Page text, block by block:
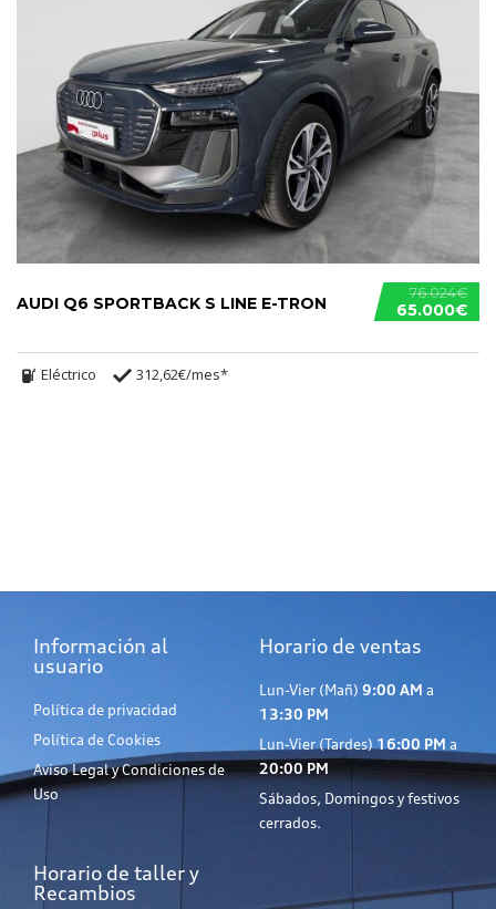
76.024€
65.000€
AUDI Q6 SPORTBACK S LINE E-TRON
Eléctrico 312,62€/mes*
Información al
usuario
Política de privacidad
Política de Cookies
Aviso Legal y Condiciones de
Uso
Horario de ventas
Lun-Vier (Mañ) 9:00 AM a
13:30 PM
Lun-Vier (Tardes) 16:00 PM a
20:00 PM
Sábados, Domingos y festivos
cerrados.
Horario de taller y
Recambios